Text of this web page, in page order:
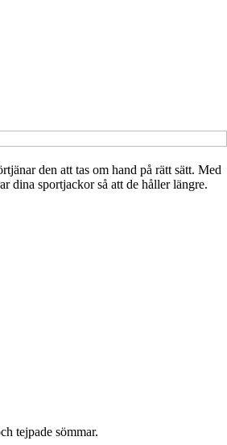
den att tas om hand på rätt sätt. Med
dina sportjackor så att de håller längre.
tejpade sömmar.